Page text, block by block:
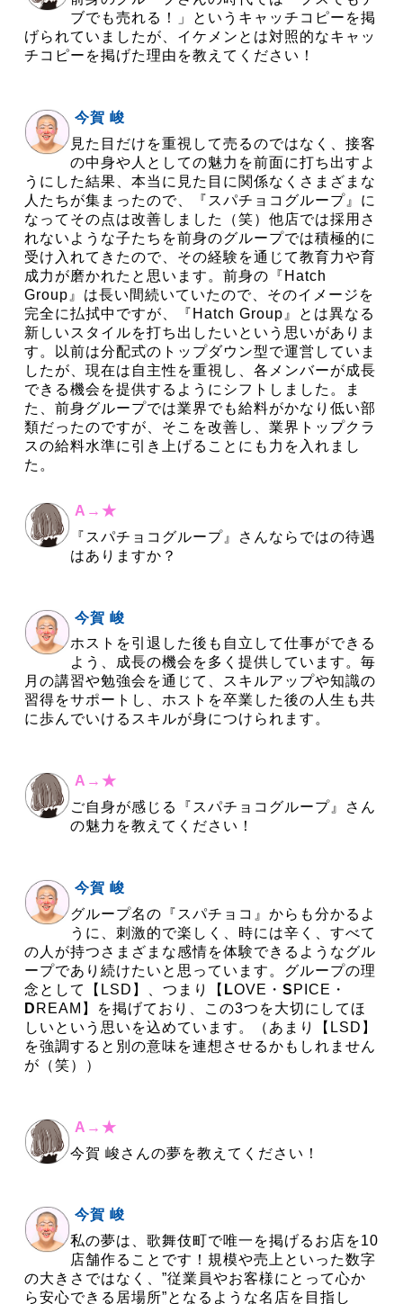
ブでも売れる！」というキャッチコピーを掲
げられていましたが、イケメンとは対照的なキャッ
チコピーを掲げた理由を教えてください！
今賀 峻
見た目だけを重視して売るのではなく、接客
の中身や人としての魅力を前面に打ち出すよ
うにした結果、本当に見た目に関係なくさまざまな
人たちが集まったので、『スパチョコグループ』に
なってその点は改善しました（笑）他店では採用さ
れないような子たちを前身のグループでは積極的に
受け入れてきたので、その経験を通じて教育力や育
成力が磨かれたと思います。前身の『Hatch
Group』は長い間続いていたので、そのイメージを
完全に払拭中ですが、『Hatch Group』とは異なる
新しいスタイルを打ち出したいという思いがありま
す。以前は分配式のトップダウン型で運営していま
したが、現在は自主性を重視し、各メンバーが成長
できる機会を提供するようにシフトしました。ま
た、前身グループでは業界でも給料がかなり低い部
類だったのですが、そこを改善し、業界トップクラ
スの給料水準に引き上げることにも力を入れまし
た。
A→★
『スパチョコグループ』さんならではの待遇
はありますか？
今賀 峻
ホストを引退した後も自立して仕事ができる
よう、成長の機会を多く提供しています。毎
月の講習や勉強会を通じて、スキルアップや知識の
習得をサポートし、ホストを卒業した後の人生も共
に歩んでいけるスキルが身につけられます。
A→★
ご自身が感じる『スパチョコグループ』さん
の魅力を教えてください！
今賀 峻
グループ名の『スパチョコ』からも分かるよ
うに、刺激的で楽しく、時には辛く、すべて
の人が持つさまざまな感情を体験できるようなグル
ープであり続けたいと思っています。グループの理
念として【LSD】、つまり【 LOVE・ S PICE・
D REAM】を掲げており、この3つを大切にしてほ
しいという思いを込めています。（あまり【LSD】
を強調すると別の意味を連想させるかもしれません
が（笑））
A→★
今賀 峻さんの夢を教えてください！
今賀 峻
私の夢は、歌舞伎町で唯一を掲げるお店を10
店舗作ることです！規模や売上といった数字
の大きさではなく、”従業員やお客様にとって心か
ら安心できる居場所”となるような名店を目指し